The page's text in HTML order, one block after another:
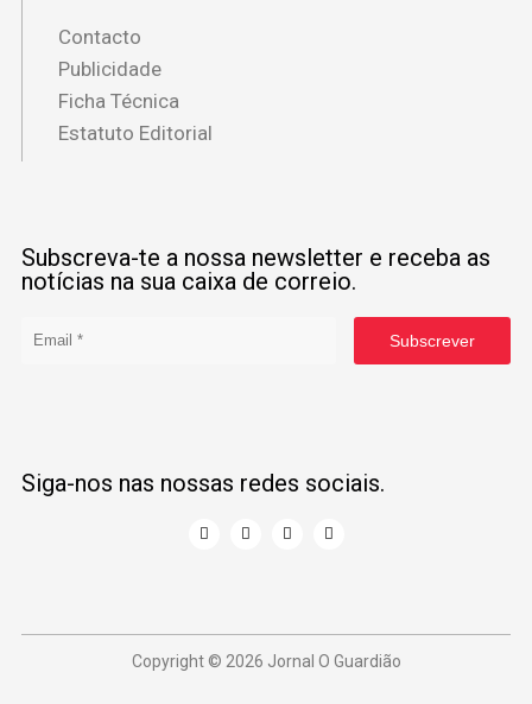
Contacto
Publicidade
Ficha Técnica
Estatuto Editorial
Subscreva-te a nossa newsletter e receba as
notícias na sua caixa de correio.
Subscrever
Siga-nos nas nossas redes sociais.
Copyright © 2026 Jornal O Guardião